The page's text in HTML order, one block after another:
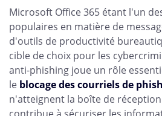
Microsoft Office 365 étant l'un
populaires en matière de
d'outils de productivité
cible de choix pour les
anti-phishing joue un rôle
le blocage des courriels de
n'atteignent la boîte de